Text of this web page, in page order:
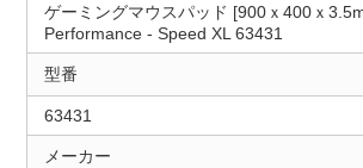
ゲーミングマウスパッド [900ｘ400ｘ
Performance - Speed XL 63431
型番
63431
メーカー